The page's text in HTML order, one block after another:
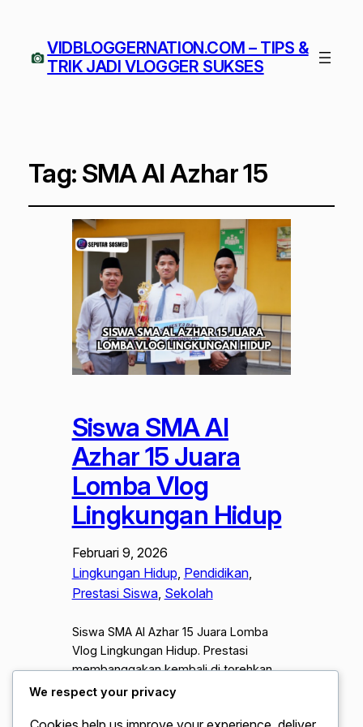
VIDBLOGGERNATION.COM – TIPS &
TRIK JADI VLOGGER SUKSES
Tag: SMA Al Azhar 15
Siswa SMA Al
Azhar 15 Juara
Lomba Vlog
Lingkungan Hidup
Februari 9, 2026
Lingkungan Hidup, Pendidikan
Prestasi Siswa, Sekolah
Siswa SMA Al Azhar 15 Juara Lomba
Vlog Lingkungan Hidup. Prestasi
membanggakan kembali di torehkan
oleh siswa SMA Islam Al Azhar 15 dalam
We respect your privacy